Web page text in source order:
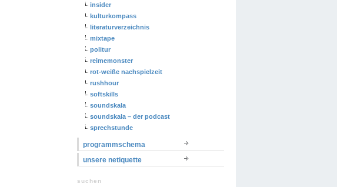
insider
kulturkompass
literaturverzeichnis
mixtape
politur
reimemonster
rot-weiße nachspielzeit
rushhour
softskills
soundskala
soundskala – der podcast
sprechstunde
programmschema
unsere netiquette
suchen